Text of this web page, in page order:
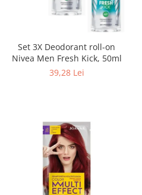
Set 3X Deodorant roll-on
Nivea Men Fresh Kick, 50ml
39,28 Lei